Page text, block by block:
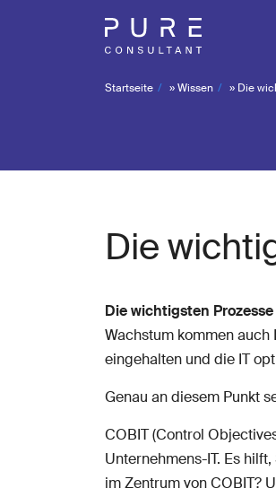
Startseite »Wissen » Die
Die
Die wichtigsten
Wachstum kommen
eingehalten und die IT
Genau an diesem Punkt
COBIT (Control
Unternehmens-IT. Es
im Zentrum von COBIT?